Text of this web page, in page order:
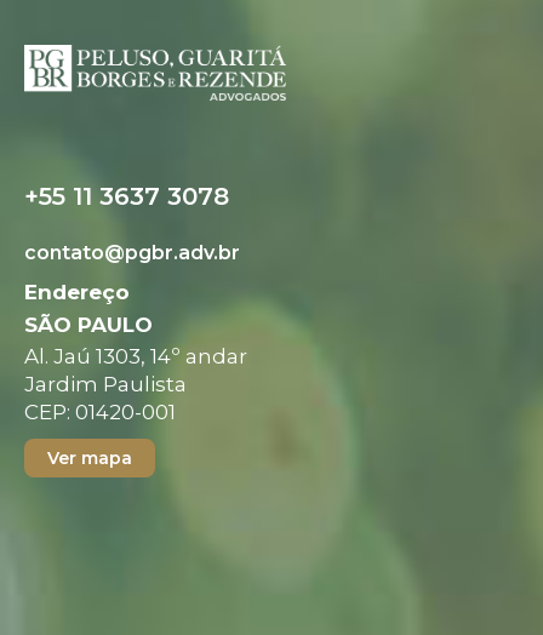
+55 11 3637 3078
contato@pgbr.adv.br
Endereço
SÃO PAULO
Al. Jaú 1303, 14º andar
Jardim Paulista
CEP: 01420-001
Ver mapa